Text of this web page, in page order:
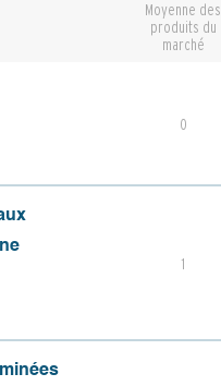
Moyenne des
produits du
marché
0
1